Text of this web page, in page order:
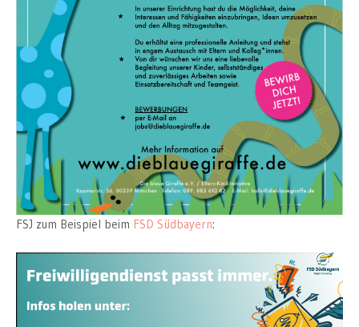
FSJ zum Beispiel beim FSD Südbayern: